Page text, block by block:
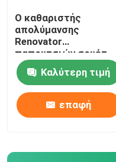
Ο καθαριστής
απολύμανσης
Renovator
παπουτσιών σουέτ
μποτών χιονιού
χρώματος αφαιρεί
αποτελεσματικά
τους λεκέδες
πετρελαίου ρύπου
Καλύτερη τιμή
επαφή